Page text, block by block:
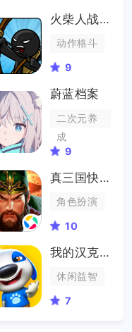
火柴人战争遗产
动作格斗
9
蔚蓝档案
二次元养
成
9
真三国快打
角色扮演
10
我的汉克狗海岛
休闲益智
7